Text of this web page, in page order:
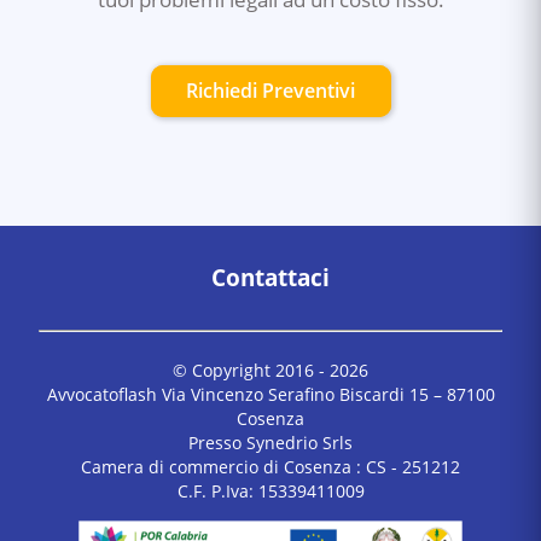
Richiedi Preventivi
Contattaci
© Copyright 2016 - 2026
Avvocatoflash Via Vincenzo Serafino Biscardi 15 – 87100
Cosenza
Presso Synedrio Srls
Camera di commercio di Cosenza : CS - 251212
C.F. P.Iva: 15339411009